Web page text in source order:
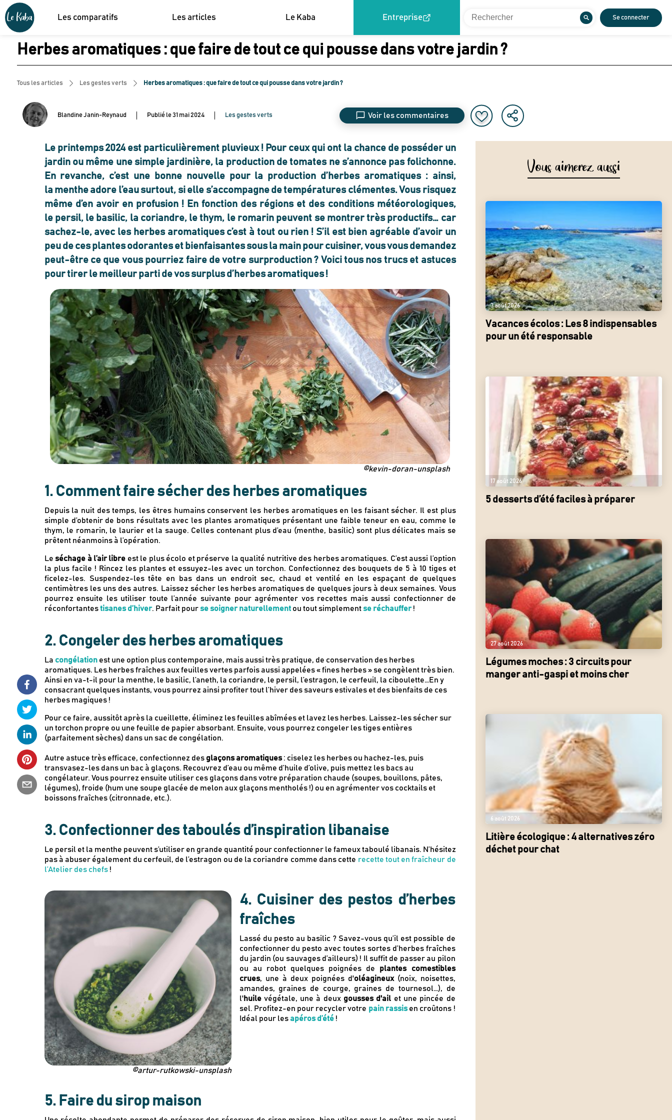
Les comparatifs Les articles Le Kaba Entreprise Se connecter
Herbes aromatiques : que faire de tout ce qui pousse dans votre jardin ?
Tous les articles Les gestes verts Herbes aromatiques : que faire de tout ce qui pousse dans votre jardin ?
Blandine Janin-Reynaud Publié le31 mai 2024 Les gestes verts Voir les commentaires
Vous aimerez aussi
3 août 2026
Vacances écolos : Les 8 indispensables
pour un été responsable
17 août 2026
5 desserts d’été faciles à préparer
27 août 2026
Légumes moches : 3 circuits pour
manger anti-gaspi et moins cher
6 août 2026
Litière écologique : 4 alternatives zéro
déchet pour chat
Le printemps 2024 est particulièrement pluvieux ! Pour ceux qui ont la chance de posséder un
jardin ou même une simple jardinière, la production de tomates ne s’annonce pas folichonne.
En revanche, c’est une bonne nouvelle pour la production d’herbes aromatiques : ainsi,
la menthe adore l’eau surtout, si elle s’accompagne de températures clémentes. Vous risquez
même d’en avoir en profusion ! En fonction des régions et des conditions météorologiques,
le persil, le basilic, la coriandre, le thym, le romarinpeuvent se montrer très productifs… car
sachez-le, avec les herbes aromatiques c’est à tout ou rien ! S’il est bien agréable d’avoir un
peu de ces plantes odorantes et bienfaisantes sous la main pour cuisiner, vous vous demandez
peut-être ce que vous pourriez faire de votre surproduction ? Voici tous nos trucs et astuces
pour tirer le meilleur parti de vos surplus d’herbes aromatiques !
©kevin-doran-unsplash
1. Comment faire sécher des herbes aromatiques
Depuis la nuit des temps, les êtres humains conservent les herbes aromatiques en les faisant sécher. Il est plus
simple d’obtenir de bons résultats avec les plantes aromatiques présentant une faible teneur en eau, comme le
thym, le romarin, le laurier et la sauge. Celles contenant plus d’eau (menthe, basilic) sont plus délicates mais se
prêtent néanmoins à l’opération.
Leséchage à l’air libre est le plus écolo et préserve la qualité nutritive des herbes aromatiques. C’est aussi l’option
la plus facile ! Rincez les plantes et essuyez-les avec un torchon. Confectionnez des bouquets de 5 à 10 tiges et
ficelez-les. Suspendez-les tête en bas dans un endroit sec, chaud et ventilé en les espaçant de quelques
centimètres les uns des autres. Laissez sécher les herbes aromatiques de quelques jours à deux semaines. Vous
pourrez ensuite les utiliser toute l’année suivante pour agrémenter vos recettes mais aussi confectionner de
réconfortantestisanes d’hiver. Parfait pour se soigner naturellement ou tout simplementse réchauffer!
2. Congeler des herbes aromatiques
La congélationest une option plus contemporaine, mais aussi très pratique, de conservation des herbes
aromatiques. Les herbes fraîches aux feuilles vertes parfois aussi appelées « fines herbes » se congèlent très bien.
Ainsi en va-t-il pour la menthe, le basilic, l’aneth, la coriandre, le persil, l’estragon, le cerfeuil, la ciboulette…En y
consacrant quelques instants, vous pourrez ainsi profiter tout l’hiver des saveurs estivales et des bienfaits de ces
herbes magiques !
Pour ce faire, aussitôt après la cueillette, éliminez les feuilles abîmées et lavez les herbes. Laissez-les sécher sur
un torchon propre ou une feuille de papier absorbant. Ensuite, vous pourrez congeler les tiges entières
(parfaitement sèches) dans un sac de congélation.
Autre astuce très efficace, confectionnez des glaçons aromatiques: ciselez les herbes ou hachez-les, puis
transvasez-les dans un bac à glaçons. Recouvrez d’eau ou même d’huile d’olive, puis mettez les bacs au
congélateur. Vous pourrez ensuite utiliser ces glaçons dans votre préparation chaude (soupes, bouillons, pâtes,
légumes), froide (hum une soupe glacée de melon aux glaçons mentholés !) ou en agrémenter vos cocktails et
boissons fraîches (citronnade, etc.).
3. Confectionner des taboulés d’inspiration libanaise
Le persil et la menthe peuvent s’utiliser en grande quantité pour confectionner le fameux taboulé libanais. N’hésitez
pas à abuser également du cerfeuil, de l’estragon ou de la coriandre comme dans cette recette tout en fraîcheur de
l’Atelier des chefs!
©artur-rutkowski-unsplash
4. Cuisiner des pestos d’herbes
fraîches
Lassé du pesto au basilic ? Savez-vous qu’il est possible de
confectionner du pesto avec toutes sortes d’herbes fraîches
du jardin (ou sauvages d’ailleurs) ! Il suffit de passer au pilon
ou au robot quelques poignées de plantes comestibles
crues, une à deux poignées d'oléagineux(noix, noisettes,
amandes, graines de courge, graines de tournesol…), de
l'huilevégétale, une à deux gousses d'ail et une pincée de
sel. Profitez-en pour recycler votre pain rassisen croûtons !
Idéal pour les apéros d’été !
5. Faire du sirop maison